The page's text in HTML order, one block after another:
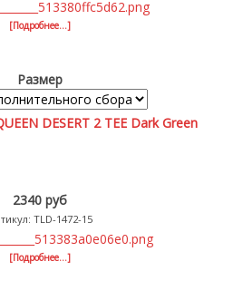
[Подробнее...]
Размер
DESERT 2 TEE Dark Green
2340 руб
TLD-1472-15
[Подробнее...]